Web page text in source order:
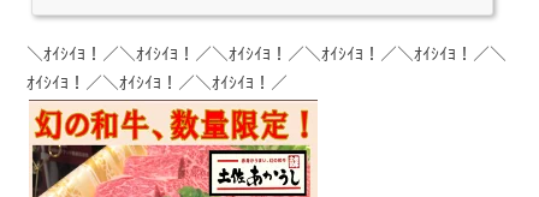
＼ｵｲｼｲﾖ！／＼ｵｲｼｲﾖ！／＼ｵｲｼｲﾖ！／＼ｵｲｼｲﾖ！／＼ｵｲｼｲﾖ！／＼
ｵｲｼｲﾖ！／＼ｵｲｼｲﾖ！／＼ｵｲｼｲﾖ！／